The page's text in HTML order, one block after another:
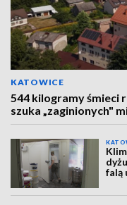
KATOWICE
544 kilogramy śmieci
szuka „zaginionych"
falą